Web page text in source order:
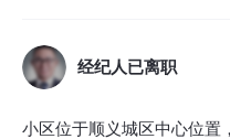
经纪人已离职
小区位于顺义城区中心位置